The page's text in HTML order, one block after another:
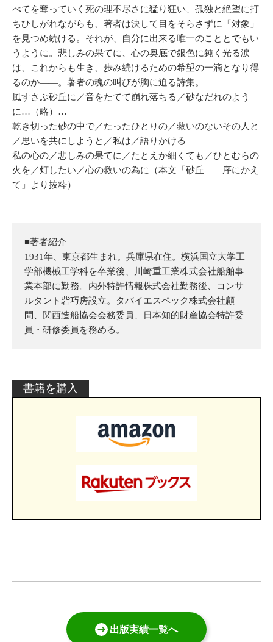
べてを奪っていく死の理不尽さに猛り狂い、孤独と絶望に打
ちひしがれながらも、著者は決して目をそらさずに「対象」
を見つめ続ける。それが、自分に出来る唯一のこととでもい
うように。悲しみの果てに、心の奥底で銀色に鈍く光る涙
は、これからも生き、歩み続けるための希望の一滴となり得
るのか――。著者の魂の叫びが胸に迫る詩集。
風すさぶ砂丘に／音をたてて崩れ落ちる／砂なだれのよう
に…（略）…
乾き切った砂の中で／たったひとりの／救いのないその人と
／思いを共にしようと／私は／語りかける
私の心の／悲しみの果てに／たとえか細くても／ひとむらの
火を／灯したい／心の救いの為に（本文「砂丘 ―序にかえ
て」より抜粋）
■著者紹介
1931年、東京都生まれ。兵庫県在住。横浜国立大学工
学部機械工学科を卒業後、川崎重工業株式会社船舶事
業本部に勤務。内外特許情報株式会社勤務後、コンサ
ルタント砦巧房設立。タバイエスペック株式会社顧
問、関西造船協会会務委員、日本知的財産協会特許委
員・研修委員を務める。
書籍を購入
出版実績一覧へ